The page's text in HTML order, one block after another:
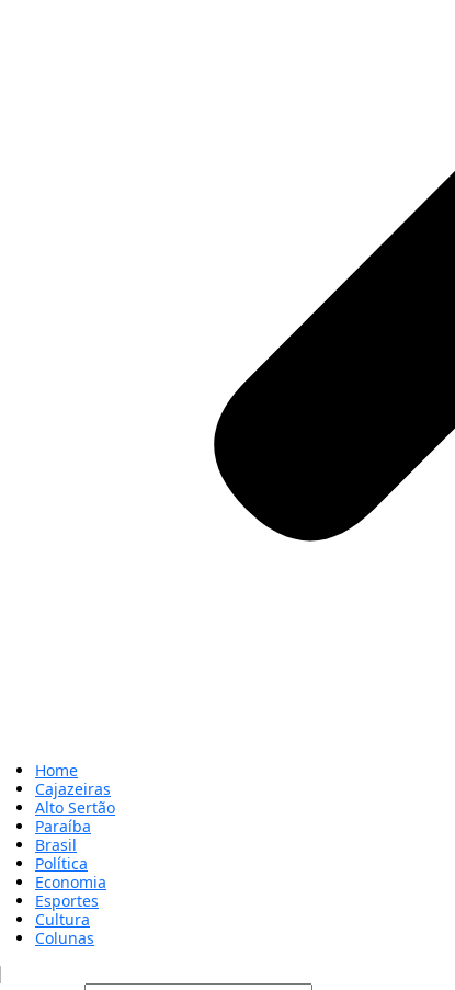
Home
Cajazeiras
Alto Sertão
Paraíba
Brasil
Política
Economia
Esportes
Cultura
Colunas